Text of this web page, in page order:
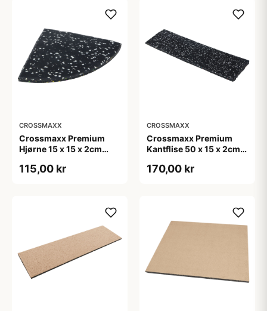
CROSSMAXX
Crossmaxx Premium
Hjørne 15 x 15 x 2cm
fitnessgulv
115,00 kr
CROSSMAXX
Crossmaxx Premium
Kantflise 50 x 15 x 2cm
170,00 kr